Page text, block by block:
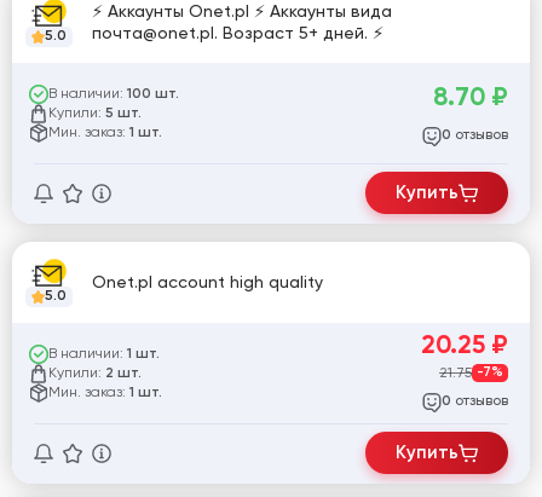
5.0
⚡️ Аккаунты Onet.pl ⚡️ Аккаунты вида
почта@onet.pl. Возраст 5+ дней. ⚡️
В наличии: 100 шт.
Купили: 5 шт.
Мин. заказ: 1 шт.
8.70 ₽
0 отзывов
Купить
5.0
Onet.pl account high quality
В наличии: 1 шт.
Купили: 2 шт.
Мин. заказ: 1 шт.
20.25 ₽
21.75 -7%
0 отзывов
Купить